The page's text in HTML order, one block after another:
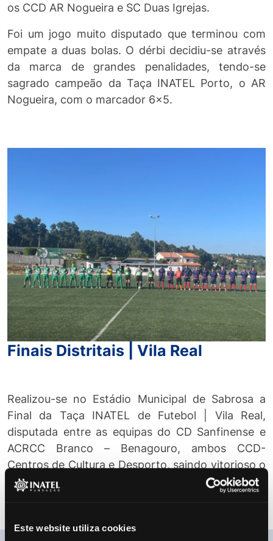
Este website utiliza cookies
os CCD AR Nogueira e SC Duas Igrejas.
Foi um jogo muito disputado que terminou com
empate a duas bolas. O dérbi decidiu-se através
da marca de grandes penalidades, tendo-se
sagrado campeão da Taça INATEL Porto, o AR
Nogueira, com o marcador 6x5.
Finais Distritais | Vila Real
Realizou-se no Estádio Municipal de Sabrosa a
Final da Taça INATEL de Futebol | Vila Real,
disputada entre as equipas do CD Sanfinense e
ACRCC Branco – Benagouro, ambos CCD-
Centros de Cultura e Desporto, saindo vitorioso o
ACRCC Branco – Benagouro, por 2x0.